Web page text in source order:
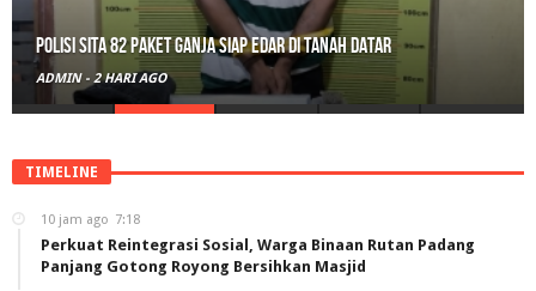
Polisi Sita 82 Paket Ganja Siap Edar di Tanah Datar
ADMIN - 2 HARI AGO
TIMELINE
10 jam ago 7:18
Perkuat Reintegrasi Sosial, Warga Binaan Rutan Padang
Panjang Gotong Royong Bersihkan Masjid